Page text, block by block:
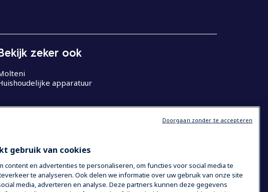
zeker ook
apparatuur
gebruik van cookies
content en advertenties te personaliseren, om functies voor social media te
te analyseren. Ook delen we informatie over uw gebruik van onze site
media, adverteren en analyse. Deze partners kunnen deze gegevens
Doorgaan zonder te accepteren